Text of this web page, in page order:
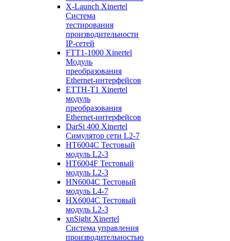
X-Launch Xinertel
Система
тестирования
производительности
IP-сетей
FTT1-1000 Xinertel
Модуль
преобразования
Ethernet-интерфейсов
ETTH-T1 Xinertel
модуль
преобразования
Ethernet-интерфейсов
DarSi 400 Xinertel
Cимулятор сети L2-7
HT6004C Тестовый
модуль L2-3
HT6004F Тестовый
модуль L2-3
HN6004C Тестовый
модуль L4-7
HX6004C Тестовый
модуль L2-3
xnSight Xinertel
Система управления
производительностью